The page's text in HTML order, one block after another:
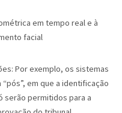
em tempo real e à
facial
Por exemplo, os sistemas
em que a identificação
serão permitidos para a